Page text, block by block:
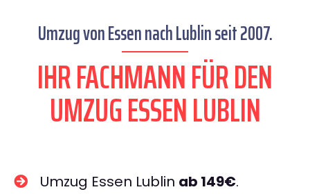
Umzug von Essen nach Lublin seit 2007.
IHR FACHMANN FÜR DEN
UMZUG ESSEN LUBLIN
Umzug Essen Lublin ab 149€.